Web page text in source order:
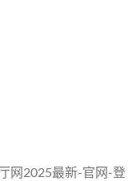
网2025最新-官网-登